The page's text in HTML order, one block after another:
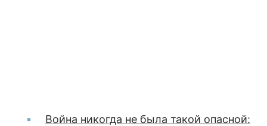
Война никогда не была такой опасной: